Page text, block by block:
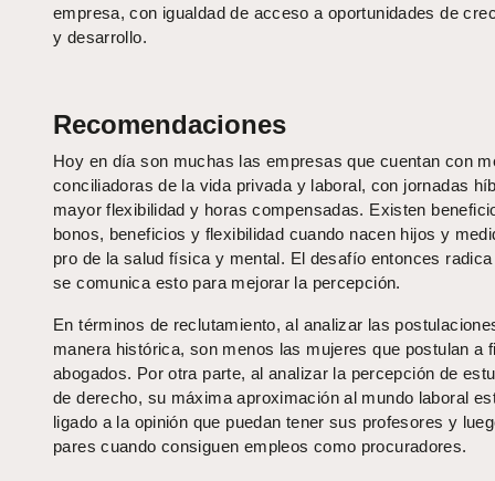
empresa, con igualdad de acceso a oportunidades de
y desarrollo.
Recomendaciones
Hoy en día son muchas las empresas que cuentan con
conciliadoras de la vida privada y laboral, con jornadas
mayor flexibilidad y horas compensadas. Existen
bonos, beneficios y flexibilidad cuando nacen hijos y
pro de la salud física y mental. El desafío entonces
se comunica esto para mejorar la percepción.
En términos de reclutamiento, al analizar las
manera histórica, son menos las mujeres que postulan a
abogados. Por otra parte, al analizar la percepción de
de derecho, su máxima aproximación al mundo laboral
ligado a la opinión que puedan tener sus profesores y
pares cuando consiguen empleos como procuradores.